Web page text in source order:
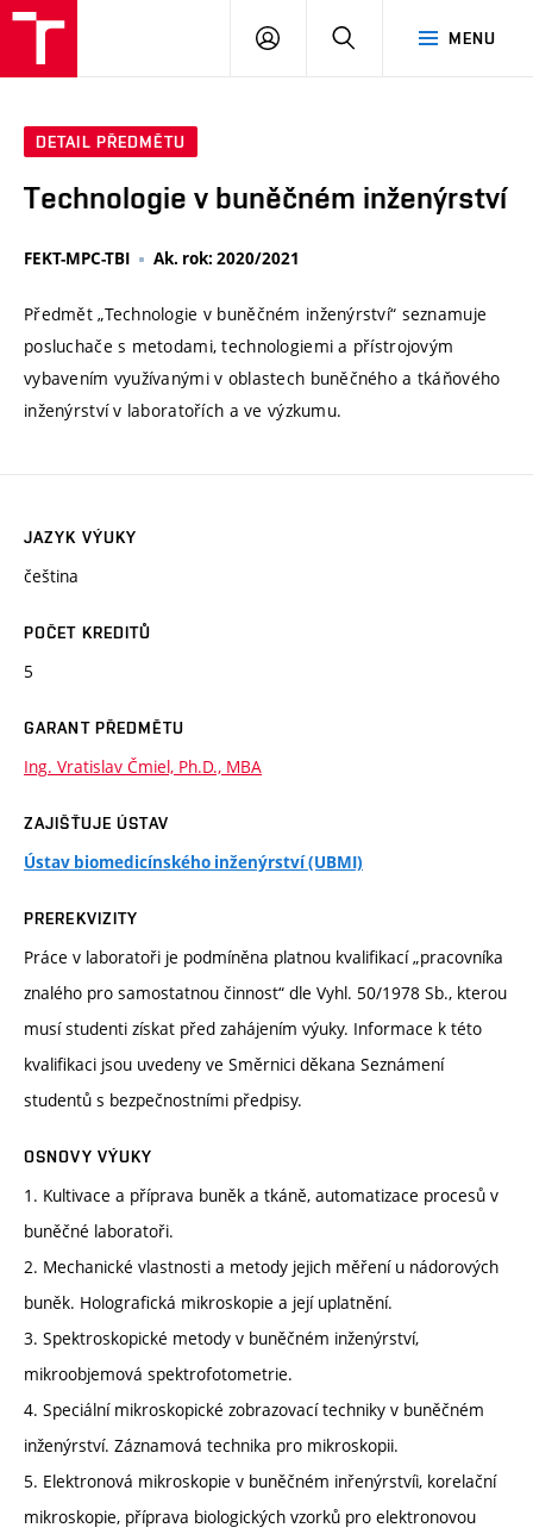
MENU
PŘIHLÁSIT
DETAIL PŘEDMĚTU
Technologie v buněčném inženýrství
FEKT-MPC-TBI Ak. rok: 2020/2021
Předmět „Technologie v buněčném inženýrství“ seznamuje
posluchače s metodami, technologiemi a přístrojovým
vybavením využívanými v oblastech buněčného a tkáňového
inženýrství v laboratořích a ve výzkumu.
JAZYK VÝUKY
čeština
POČET KREDITŮ
5
GARANT PŘEDMĚTU
Ing. Vratislav Čmiel, Ph.D., MBA
ZAJIŠŤUJE ÚSTAV
Ústav biomedicínského inženýrství (UBMI)
PREREKVIZITY
Práce v laboratoři je podmíněna platnou kvalifikací „pracovníka
znalého pro samostatnou činnost“ dle Vyhl. 50/1978 Sb., kterou
musí studenti získat před zahájením výuky. Informace k této
kvalifikaci jsou uvedeny ve Směrnici děkana Seznámení
studentů s bezpečnostními předpisy.
OSNOVY VÝUKY
1. Kultivace a příprava buněk a tkáně, automatizace procesů v
buněčné laboratoři.
2. Mechanické vlastnosti a metody jejich měření u nádorových
buněk. Holografická mikroskopie a její uplatnění.
3. Spektroskopické metody v buněčném inženýrství,
mikroobjemová spektrofotometrie.
4. Speciální mikroskopické zobrazovací techniky v buněčném
inženýrství. Záznamová technika pro mikroskopii.
5. Elektronová mikroskopie v buněčném inřenýrstvíi, korelační
mikroskopie, příprava biologických vzorků pro elektronovou